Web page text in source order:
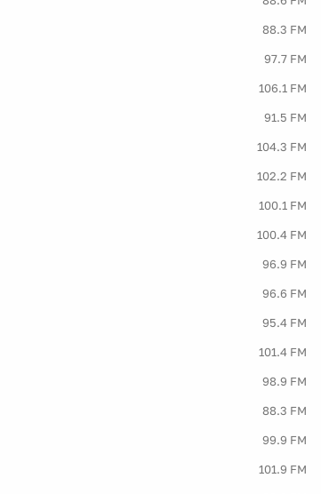
88.3 FM
97.7 FM
106.1 FM
91.5 FM
104.3 FM
102.2 FM
100.1 FM
100.4 FM
96.9 FM
96.6 FM
95.4 FM
101.4 FM
98.9 FM
88.3 FM
99.9 FM
101.9 FM